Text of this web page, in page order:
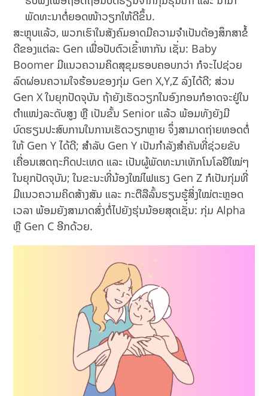
ພັດທະນາຕໍ່ຍອດໜ້າວຽກໃຫ້ດີຂຶ້ນ.
ສະຫຼຸບແລ້ວ, ພວກເຮົາໃນສັງຄົມອາດມີຄວາມຈຳເປັນຕ້ອງສຶກສາຂໍ້
ດີຂອງແຕ່ລະ Gen ເພື່ອປັບຕົວເຂົ້າຫາກັນ ເຊັ່ນ: Baby
Boomer ມີແນວຄວາມຄິດສຸຂຸມຮອບຄອບກວ່າ ກໍຈະໄປຊ່ວຍ
ລົດຜ່ອນຄວາມໃຈຮ້ອນຂອງກຸ່ມ Gen X,Y,Z ລົງໄດ້ດີ; ສ່ວນ
Gen X ໃນຍຸກປັດຈຸບັນ ຖ້າຍັງເຮັດວຽກໃນອົງກອນກໍອາດຈະຢູ່ໃນ
ຕຳແໜ່ງລະດັບສູງ ຫຼື ເປັນຂັ້ນ Senior ແລ້ວ ພ້ອມທັງຍັງມີ
ບົດຮຽນປະສົບການໃນການເຮັດວຽກຫຼາຍ ຈຶ່ງສາມາດຖ່າຍທອດຕໍ່
ໃຫ້ Gen Y ໄດ້ດີ; ສຳລັບ Gen Y ເປັນກຳລັງສຳຄັນທີ່ຊ່ວຍຂັບ
ເຄື່ອນເສດຖະກິດປະເທດ ແລະ ເປັນຜູ້ພັດທະນາເທັກໂນໂລຢີໃໝ່ໆ
ໃນຍຸກປັດຈຸບັນ; ໃນຂະນະທີ່ນ້ອງໃໝ່ໄຟແຮງ Gen Z ກໍເປັນກຸ່ມທີ່
ມີແນວຄວາມຄິດສ້າງສັນ ແລະ ກະຕືລືລົ້ນຮຽນຮູ້ສິ່ງໃໝ່ຕະຫຼອດ
ເວລາ ພ້ອມຍັງສາມາດສົ່ງຕໍ່ໄປຍັງຮຸ່ນນ້ອຍສຸດເຊັ່ນ: ກຸ່ມ Alpha
ຫຼື Gen C ອີກດ້ວຍ.